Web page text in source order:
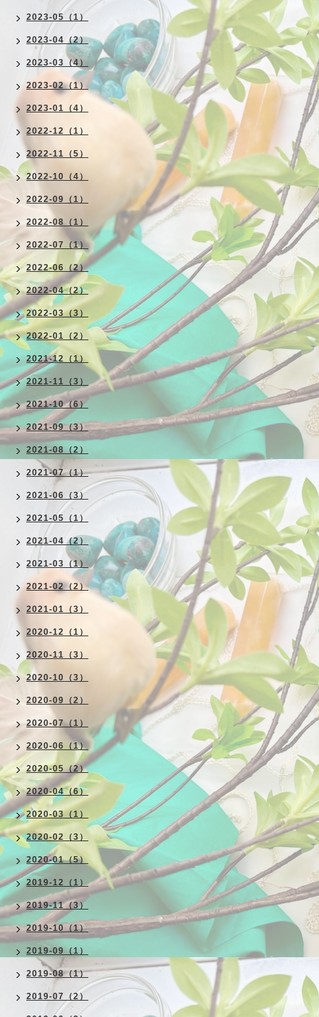
2023-05（1）
2023-04（2）
2023-03（4）
2023-02（1）
2023-01（4）
2022-12（1）
2022-11（5）
2022-10（4）
2022-09（1）
2022-08（1）
2022-07（1）
2022-06（2）
2022-04（2）
2022-03（3）
2022-01（2）
2021-12（1）
2021-11（3）
2021-10（6）
2021-09（3）
2021-08（2）
2021-07（1）
2021-06（3）
2021-05（1）
2021-04（2）
2021-03（1）
2021-02（2）
2021-01（3）
2020-12（1）
2020-11（3）
2020-10（3）
2020-09（2）
2020-07（1）
2020-06（1）
2020-05（2）
2020-04（6）
2020-03（1）
2020-02（3）
2020-01（5）
2019-12（1）
2019-11（3）
2019-10（1）
2019-09（1）
2019-08（1）
2019-07（2）